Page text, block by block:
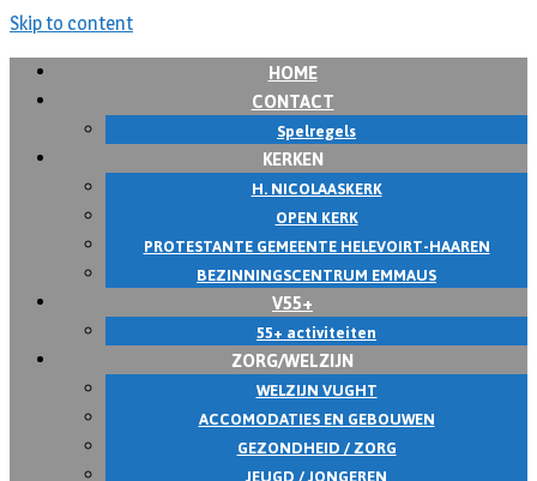
Skip to content
HOME
CONTACT
Spelregels
KERKEN
H. NICOLAASKERK
OPEN KERK
PROTESTANTE GEMEENTE HELEVOIRT-HAAREN
BEZINNINGSCENTRUM EMMAUS
V55+
55+ activiteiten
ZORG/WELZIJN
WELZIJN VUGHT
ACCOMODATIES EN GEBOUWEN
GEZONDHEID / ZORG